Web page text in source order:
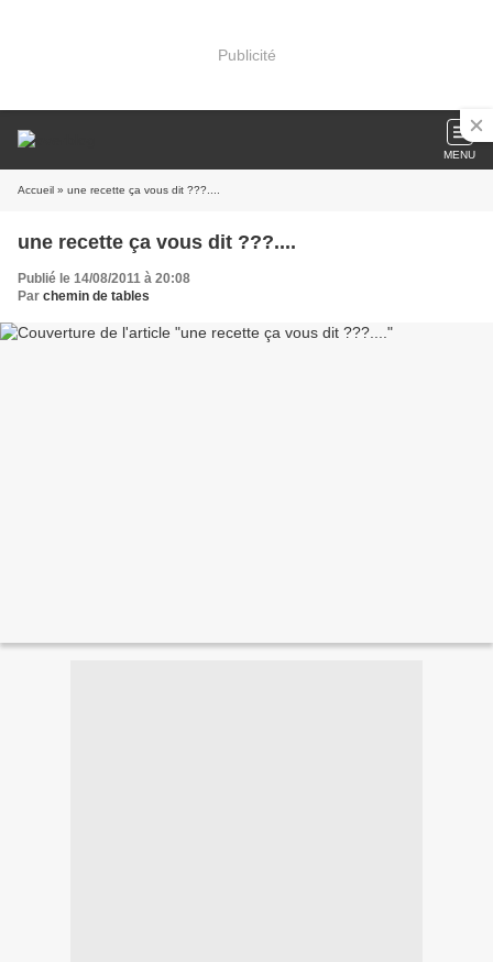
Publicité
MENU
Accueil » une recette ça vous dit ???....
une recette ça vous dit ???....
Publié le 14/08/2011 à 20:08
Par chemin de tables